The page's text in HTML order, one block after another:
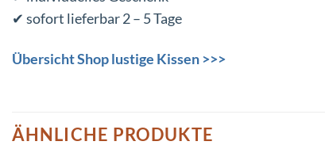
✔ sofort lieferbar 2 – 5 Tage
Übersicht Shop lustige Kissen >>>
ÄHNLICHE PRODUKTE